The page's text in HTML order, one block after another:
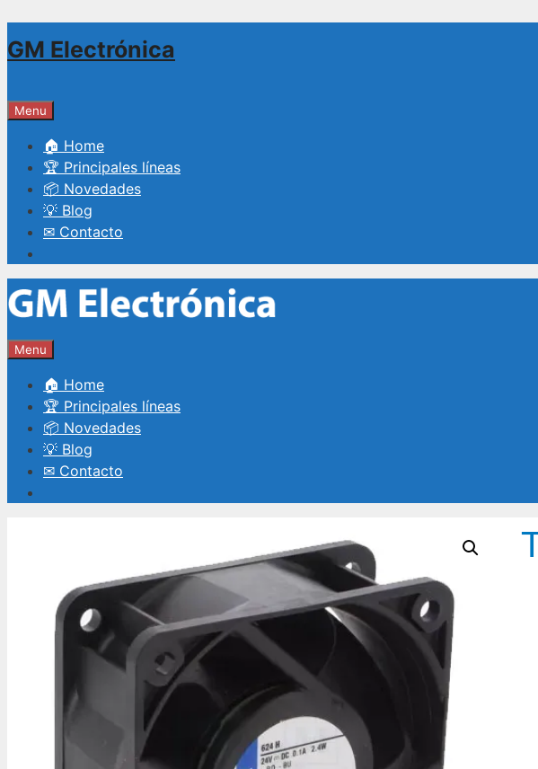
al
GM Electrónica
Menu
🏠 Home
🏆 Principales líneas
📦 Novedades
💡 Blog
✉ Contacto
Menu
🏠 Home
🏆 Principales líneas
📦 Novedades
💡 Blog
✉ Contacto